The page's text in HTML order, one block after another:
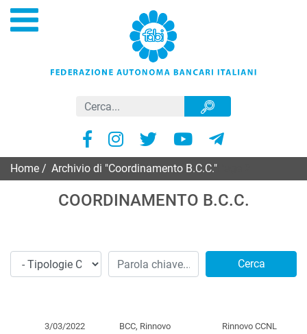
Home Archivio di "Coordinamento B.C.C."
COORDINAMENTO B.C.C.
Cerca
3/03/2022
BCC, Rinnovo
Rinnovo CCNL